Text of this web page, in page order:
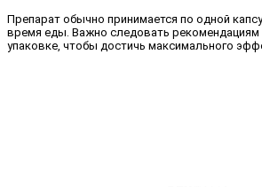
Препарат обычно принимается по одной
время еды. Важно следовать рекомендациям
упаковке, чтобы достичь максимального